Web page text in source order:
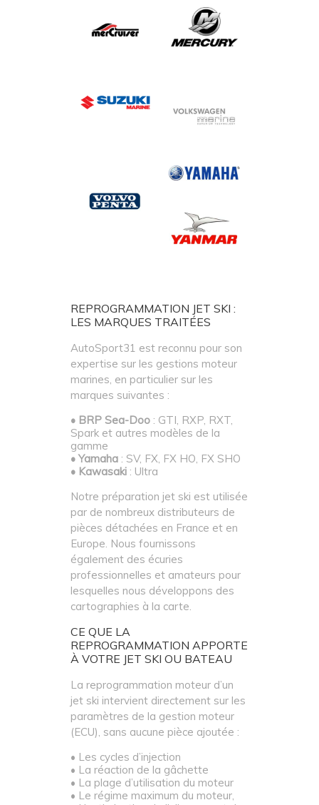
REPROGRAMMATION JET SKI :
LES MARQUES TRAITÉES
AutoSport31 est reconnu pour son
expertise sur les gestions moteur
marines, en particulier sur les
marques suivantes :
• BRP Sea-Doo : GTI, RXP, RXT,
Spark et autres modèles de la
gamme
• Yamaha : SV, FX, FX HO, FX SHO
• Kawasaki : Ultra
Notre préparation jet ski est utilisée
par de nombreux distributeurs de
pièces détachées en France et en
Europe. Nous fournissons
également des écuries
professionnelles et amateurs pour
lesquelles nous développons des
cartographies à la carte.
CE QUE LA
REPROGRAMMATION APPORTE
À VOTRE JET SKI OU BATEAU
La reprogrammation moteur d’un
jet ski intervient directement sur les
paramètres de la gestion moteur
(ECU), sans aucune pièce ajoutée :
• Les cycles d’injection
• La réaction de la gâchette
• La plage d’utilisation du moteur
• Le régime maximum du moteur,